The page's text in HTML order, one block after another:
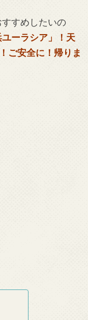
すめしたいの
ユーラシア」！天
ご安全に！帰りま